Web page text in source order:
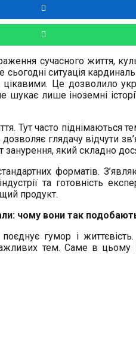
сучасного життя,
ситуація
цікавими. Це дозволило
лише іноземні
Тут часто піднімаються
глядачу відчути
який складно
форматів.
та готовність
продукт.
чому вони так
гумор і
тем. Саме в цьому